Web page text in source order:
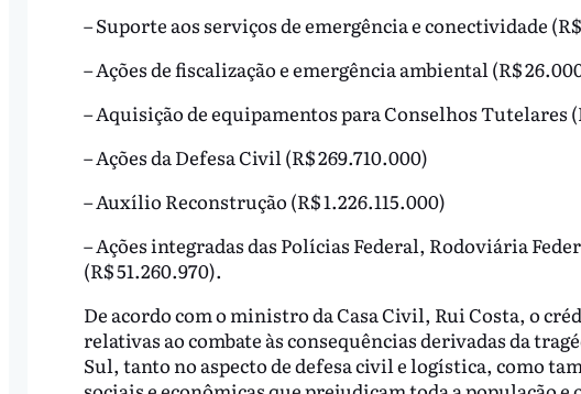
– Suporte aos serviços de emergência e conectividade (R$
– Ações de fiscalização e emergência ambiental (R$
– Aquisição de equipamentos para Conselhos Tutelares
– Ações da Defesa Civil (R$ 269.710.000)
– Auxílio Reconstrução (R$ 1.226.115.000)
– Ações integradas das Polícias Federal, Rodoviária
(R$ 51.260.970).
De acordo com o ministro da Casa Civil, Rui Costa, o
relativas ao combate às consequências derivadas da
Sul, tanto no aspecto de defesa civil e logística, como